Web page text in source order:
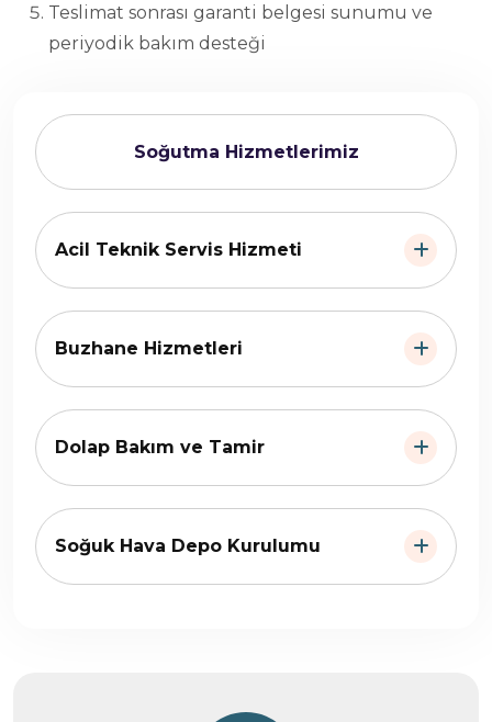
Soğutma Hizmetlerimiz
Acil Teknik Servis Hizmeti
Buzhane Hizmetleri
Dolap Bakım ve Tamir
Soğuk Hava Depo Kurulumu
Teslimat sonrası garanti belgesi sunumu ve
periyodik bakım desteği